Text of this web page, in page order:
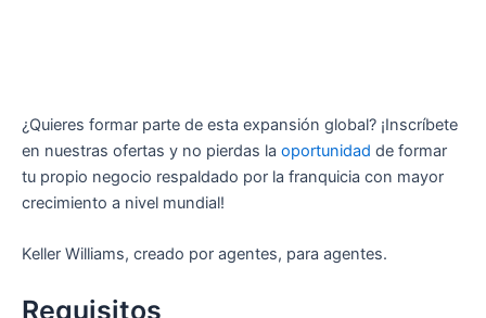
¿Quieres formar parte de esta expansión global? ¡Inscríbete
en nuestras ofertas y no pierdas la oportunidad de formar
tu propio negocio respaldado por la franquicia con mayor
crecimiento a nivel mundial!
Keller Williams, creado por agentes, para agentes.
Requisitos